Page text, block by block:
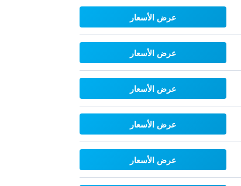
عرض الأسعار
عرض الأسعار
عرض الأسعار
عرض الأسعار
عرض الأسعار